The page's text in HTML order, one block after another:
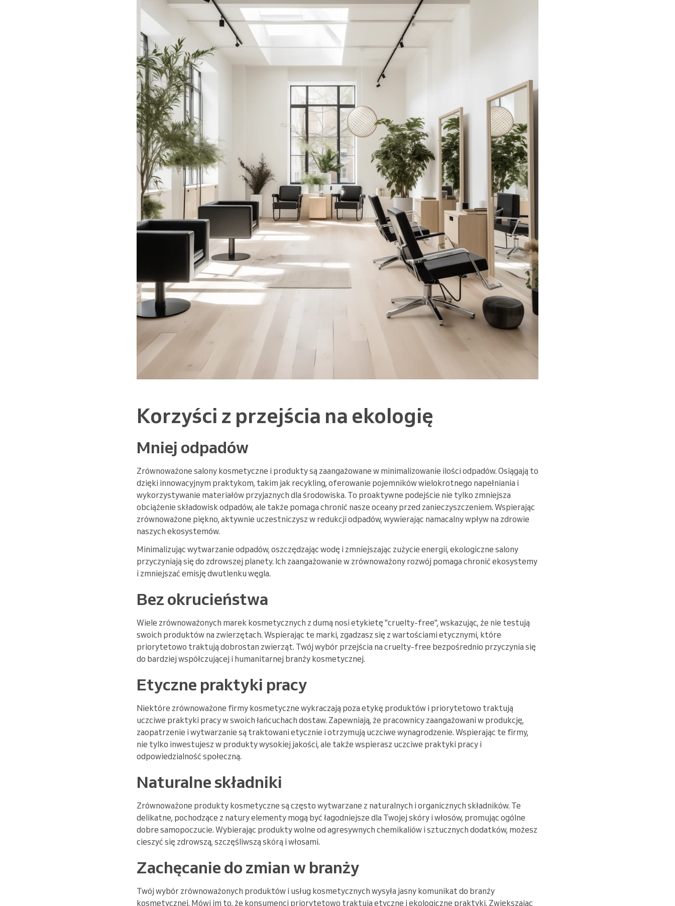
Korzyści z przejścia na ekologię
Mniej odpadów
Zrównoważone salony kosmetyczne i produkty są zaangażowane w minimalizowanie ilości odpadów. Osiągają to
dzięki innowacyjnym praktykom, takim jak recykling, oferowanie pojemników wielokrotnego napełniania i
wykorzystywanie materiałów przyjaznych dla środowiska. To proaktywne podejście nie tylko zmniejsza
obciążenie składowisk odpadów, ale także pomaga chronić nasze oceany przed zanieczyszczeniem. Wspierając
zrównoważone piękno, aktywnie uczestniczysz w redukcji odpadów, wywierając namacalny wpływ na zdrowie
naszych ekosystemów.
Minimalizując wytwarzanie odpadów, oszczędzając wodę i zmniejszając zużycie energii, ekologiczne salony
przyczyniają się do zdrowszej planety. Ich zaangażowanie w zrównoważony rozwój pomaga chronić ekosystemy
i zmniejszać emisję dwutlenku węgla.
Bez okrucieństwa
Wiele zrównoważonych marek kosmetycznych z dumą nosi etykietę "cruelty-free", wskazując, że nie testują
swoich produktów na zwierzętach. Wspierając te marki, zgadzasz się z wartościami etycznymi, które
priorytetowo traktują dobrostan zwierząt. Twój wybór przejścia na cruelty-free bezpośrednio przyczynia się
do bardziej współczującej i humanitarnej branży kosmetycznej.
Etyczne praktyki pracy
Niektóre zrównoważone firmy kosmetyczne wykraczają poza etykę produktów i priorytetowo traktują
uczciwe praktyki pracy w swoich łańcuchach dostaw. Zapewniają, że pracownicy zaangażowani w produkcję,
zaopatrzenie i wytwarzanie są traktowani etycznie i otrzymują uczciwe wynagrodzenie. Wspierając te firmy,
nie tylko inwestujesz w produkty wysokiej jakości, ale także wspierasz uczciwe praktyki pracy i
odpowiedzialność społeczną.
Naturalne składniki
Zrównoważone produkty kosmetyczne są często wytwarzane z naturalnych i organicznych składników. Te
delikatne, pochodzące z natury elementy mogą być łagodniejsze dla Twojej skóry i włosów, promując ogólne
dobre samopoczucie. Wybierając produkty wolne od agresywnych chemikaliów i sztucznych dodatków, możesz
cieszyć się zdrowszą, szczęśliwszą skórą i włosami.
Zachęcanie do zmian w branży
Twój wybór zrównoważonych produktów i usług kosmetycznych wysyła jasny komunikat do branży
kosmetycznej. Mówi im to, że konsumenci priorytetowo traktują etyczne i ekologiczne praktyki. Zwiększając